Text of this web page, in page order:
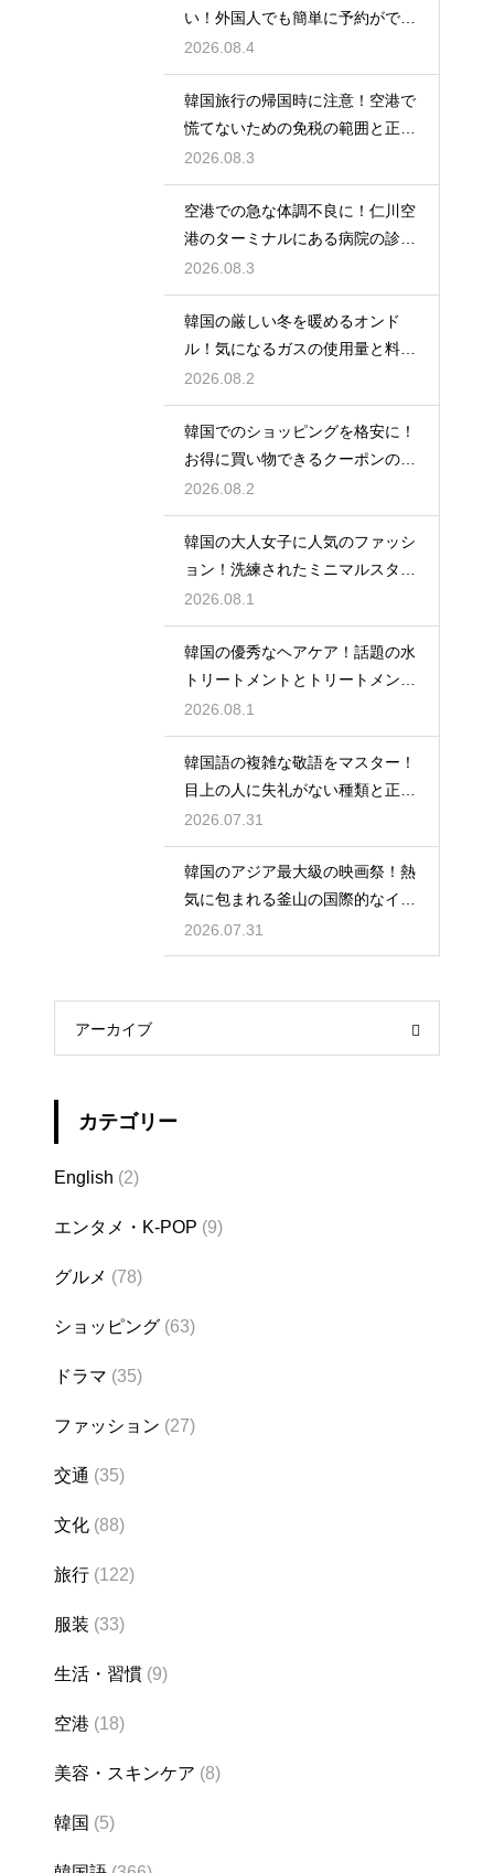
い！外国人でも簡単に予約ができ
るアプリ
2026.08.4
韓国旅行の帰国時に注意！空港で
慌てないための免税の範囲と正し
い計算
2026.08.3
空港での急な体調不良に！仁川空
港のターミナルにある病院の診療
時間
2026.08.3
韓国の厳しい冬を暖めるオンド
ル！気になるガスの使用量と料金
の目安
2026.08.2
韓国でのショッピングを格安に！
お得に買い物できるクーポンの賢
い探し方
2026.08.2
韓国の大人女子に人気のファッシ
ョン！洗練されたミニマルスタイ
ルの特徴
2026.08.1
韓国の優秀なヘアケア！話題の水
トリートメントとトリートメント
の使い分け
2026.08.1
韓国語の複雑な敬語をマスター！
目上の人に失礼がない種類と正し
い使い分け
2026.07.31
韓国のアジア最大級の映画祭！熱
気に包まれる釜山の国際的なイベ
ント
2026.07.31
アーカイブ
カテゴリー
English (2)
エンタメ・K-POP (9)
グルメ (78)
ショッピング (63)
ドラマ (35)
ファッション (27)
交通 (35)
文化 (88)
旅行 (122)
服装 (33)
生活・習慣 (9)
空港 (18)
美容・スキンケア (8)
韓国 (5)